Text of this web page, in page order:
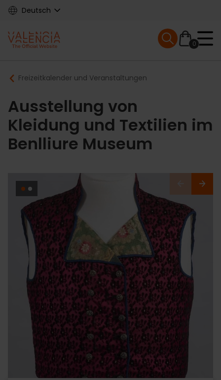
Skip
content
Deutsch
Main
navigation
0
Mobile menu
Breadcrumb
Freizeitkalender und Veranstaltungen
Ausstellung von
Kleidung und Textilien im
Benlliure Museum